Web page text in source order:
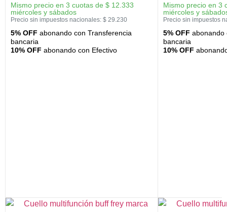
Mismo precio en 3 cuotas de $ 12.333
miércoles y sábados
Precio sin impuestos nacionales: $ 29.230
5% OFF abonando con Transferencia
bancaria
10% OFF abonando con Efectivo
Mismo precio en 3
miércoles y
Precio sin impuestos
5% OFF abonando
bancaria
10% OFF